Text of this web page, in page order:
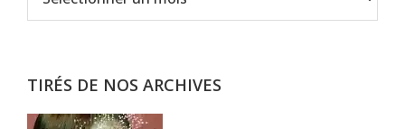
TIRÉS DE NOS ARCHIVES